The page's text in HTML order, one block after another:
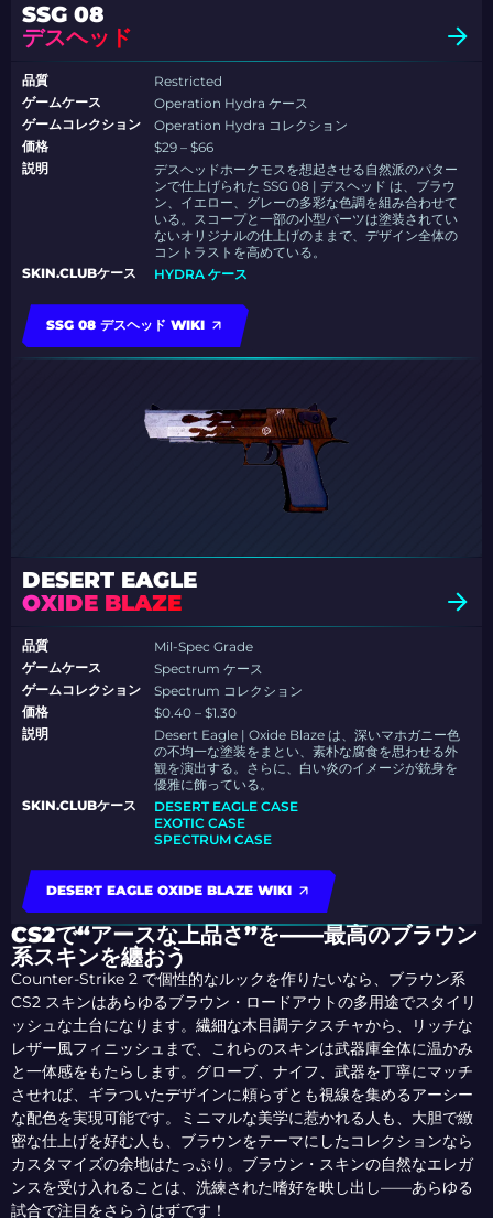
SSG 08
デスヘッド
品質
Restricted
ゲームケース
Operation Hydra ケース
ゲームコレクション
Operation Hydra コレクション
価格
$29 – $66
説明
デスヘッドホークモスを想起させる自然派のパター
ンで仕上げられた SSG 08 | デスヘッド は、ブラウ
ン、イエロー、グレーの多彩な色調を組み合わせて
いる。スコープと一部の小型パーツは塗装されてい
ないオリジナルの仕上げのままで、デザイン全体の
コントラストを高めている。
SKIN.CLUBケース
HYDRA ケース
SSG 08 デスヘッド WIKI
DESERT EAGLE
OXIDE BLAZE
品質
Mil-Spec Grade
ゲームケース
Spectrum ケース
ゲームコレクション
Spectrum コレクション
価格
$0.40 – $1.30
説明
Desert Eagle | Oxide Blaze は、深いマホガニー色
の不均一な塗装をまとい、素朴な腐食を思わせる外
観を演出する。さらに、白い炎のイメージが銃身を
優雅に飾っている。
SKIN.CLUBケース
DESERT EAGLE CASE
EXOTIC CASE
SPECTRUM CASE
DESERT EAGLE OXIDE BLAZE WIKI
CS2で“アースな上品さ”を——最高のブラウン
系スキンを纏おう
Counter-Strike 2 で個性的なルックを作りたいなら、ブラウン系
CS2 スキンはあらゆるブラウン・ロードアウトの多用途でスタイリ
ッシュな土台になります。繊細な木目調テクスチャから、リッチな
レザー風フィニッシュまで、これらのスキンは武器庫全体に温かみ
と一体感をもたらします。グローブ、ナイフ、武器を丁寧にマッチ
させれば、ギラついたデザインに頼らずとも視線を集めるアーシー
な配色を実現可能です。ミニマルな美学に惹かれる人も、大胆で緻
密な仕上げを好む人も、ブラウンをテーマにしたコレクションなら
カスタマイズの余地はたっぷり。ブラウン・スキンの自然なエレガ
ンスを受け入れることは、洗練された嗜好を映し出し——あらゆる
試合で注目をさらうはずです！